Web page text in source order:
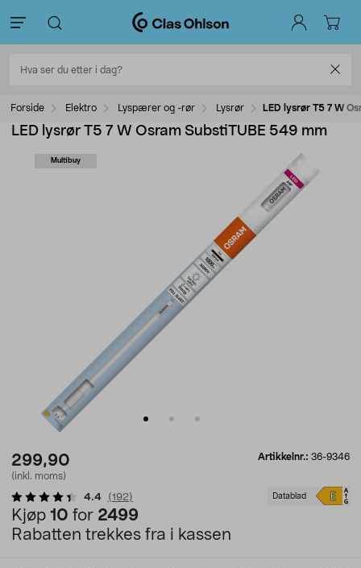
Forside Elektro Lyspærer og -rør Lysrør LED lysrør T5 7 W
LED lysrør T5 7 W Osram SubstiTUBE 549 mm
Multibuy
299,90
(inkl. moms)
Artikkelnr.: 36-9346
Datablad
4.4 (192)
Kjøp 10 for 2499
Rabatten trekkes fra i kassen